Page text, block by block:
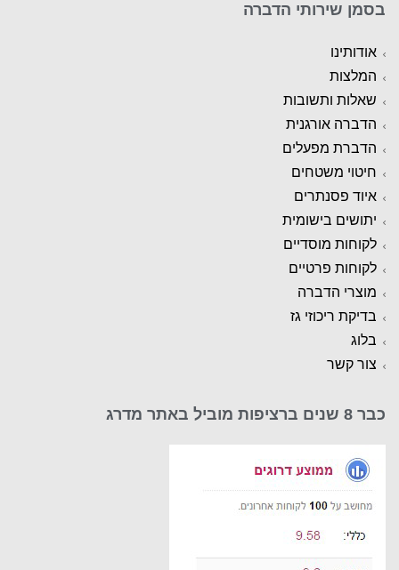
בסמן שירותי הדברה
אודותינו
המלצות
שאלות ותשובות
הדברה אורגנית
הדברת מפעלים
חיטוי משטחים
איוד פסנתרים
יתושים בישומית
לקוחות מוסדיים
לקוחות פרטיים
מוצרי הדברה
בדיקת ריכוזי גז
בלוג
צור קשר
כבר 8 שנים ברציפות מוביל באתר מדרג